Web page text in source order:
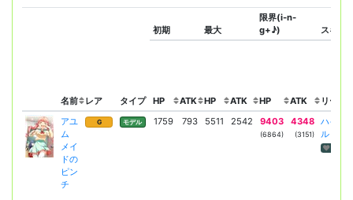
名前 レア タイプ
初期 最大
限界(i-n-
g+♪)
スキル
HP ATK HP ATK HP ATK
リーダ
アユ
ム
メイ
ドの
ピン
チ
G モデル 1759 793 5511 2542 9403
(6864)
4348
(3151)
ハイエ
ル
HP回復